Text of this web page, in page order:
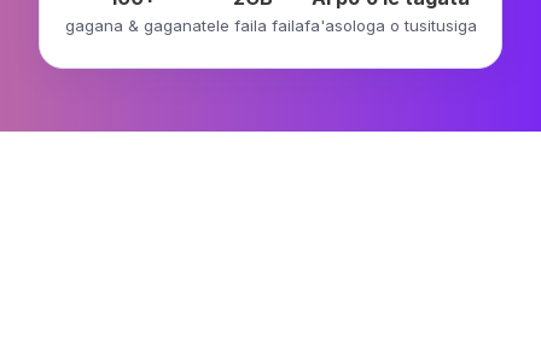
gagana & gaganatele faila failafa'asologa o tusitusiga